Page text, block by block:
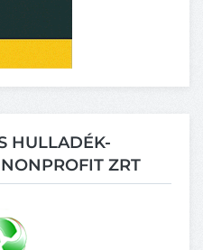
HULLADÉK-
ZRT